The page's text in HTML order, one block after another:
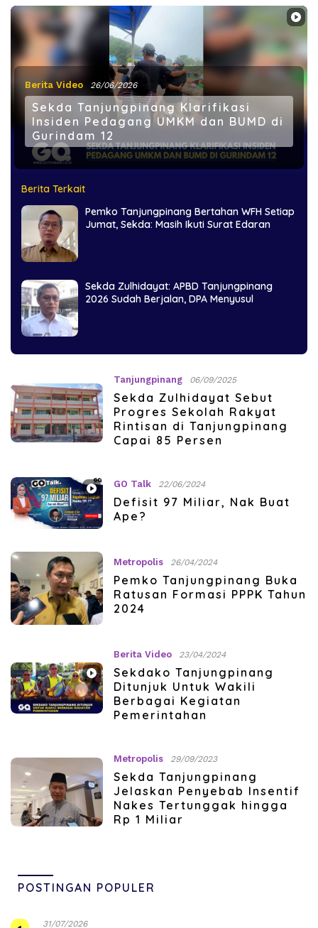
Berita Video 26/06/2026
Sekda Tanjungpinang Klarifikasi
Insiden Pedagang UMKM dan BUMD di
Gurindam 12
Berita Terkait
Pemko Tanjungpinang Bertahan WFH Setiap
Jumat, Sekda: Masih Ikuti Surat Edaran
Sekda Zulhidayat: APBD Tanjungpinang
2026 Sudah Berjalan, DPA Menyusul
Tanjungpinang 06/09/2025
Sekda Zulhidayat Sebut
Progres Sekolah Rakyat
Rintisan di Tanjungpinang
Capai 85 Persen
GO Talk 22/06/2024
Defisit 97 Miliar, Nak Buat
Ape?
Metropolis 26/04/2024
Pemko Tanjungpinang Buka
Ratusan Formasi PPPK Tahun
2024
Berita Video 23/04/2024
Sekdako Tanjungpinang
Ditunjuk Untuk Wakili
Berbagai Kegiatan
Pemerintahan
Metropolis 29/09/2023
Sekda Tanjungpinang
Jelaskan Penyebab Insentif
Nakes Tertunggak hingga
Rp 1 Miliar
POSTINGAN POPULER
31/07/2026